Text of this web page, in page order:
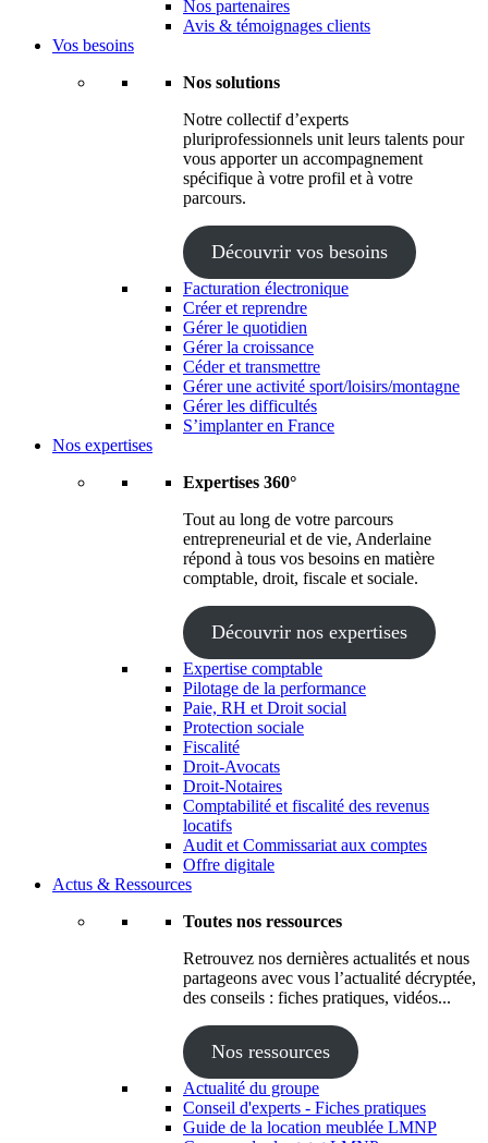
Nos partenaires
Avis & témoignages clients
Vos besoins
Nos solutions
Notre collectif d’experts
pluriprofessionnels unit leurs talents pour
vous apporter un accompagnement
spécifique à votre profil et à votre
parcours.
Découvrir vos besoins
Facturation électronique
Créer et reprendre
Gérer le quotidien
Gérer la croissance
Céder et transmettre
Gérer une activité sport/loisirs/montagne
Gérer les difficultés
S’implanter en France
Nos expertises
Expertises 360°
Tout au long de votre parcours
entrepreneurial et de vie, Anderlaine
répond à tous vos besoins en matière
comptable, droit, fiscale et sociale.
Découvrir nos expertises
Expertise comptable
Pilotage de la performance
Paie, RH et Droit social
Protection sociale
Fiscalité
Droit-Avocats
Droit-Notaires
Comptabilité et fiscalité des revenus
locatifs
Audit et Commissariat aux comptes
Offre digitale
Actus & Ressources
Toutes nos ressources
Retrouvez nos dernières actualités et nous
partageons avec vous l’actualité décryptée,
des conseils : fiches pratiques, vidéos...
Nos ressources
Actualité du groupe
Conseil d'experts - Fiches pratiques
Guide de la location meublée LMNP